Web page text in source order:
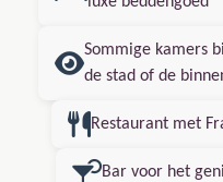
Sommige kamers
de stad of de
Restaurant met
Bar voor het